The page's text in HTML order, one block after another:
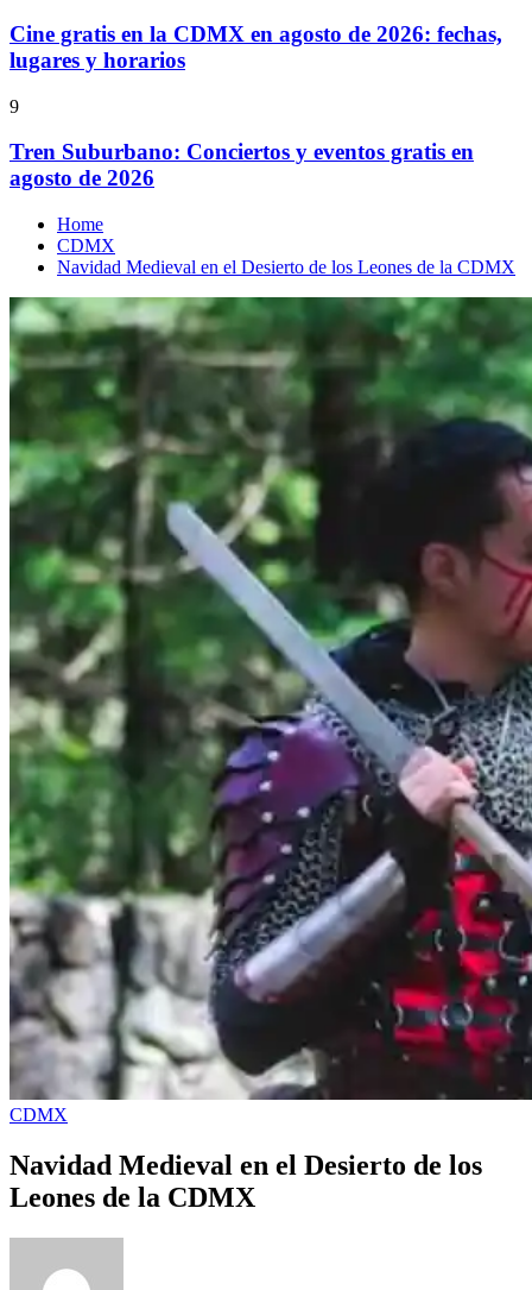
Cine gratis en la CDMX en agosto de 2026: fechas,
lugares y horarios
9
Tren Suburbano: Conciertos y eventos gratis en
agosto de 2026
Home
CDMX
Navidad Medieval en el Desierto de los Leones de la CDMX
CDMX
Navidad Medieval en el Desierto de los
Leones de la CDMX